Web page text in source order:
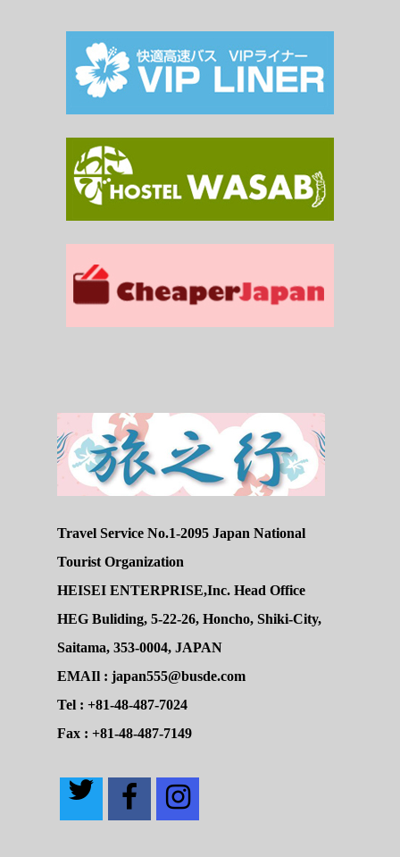
Travel Service No.1-2095 Japan National
Tourist Organization
HEISEI ENTERPRISE,Inc. Head Office
HEG Buliding, 5-22-26, Honcho, Shiki-City,
Saitama, 353-0004, JAPAN
EMAIl : japan555@busde.com
Tel : +81-48-487-7024
Fax : +81-48-487-7149